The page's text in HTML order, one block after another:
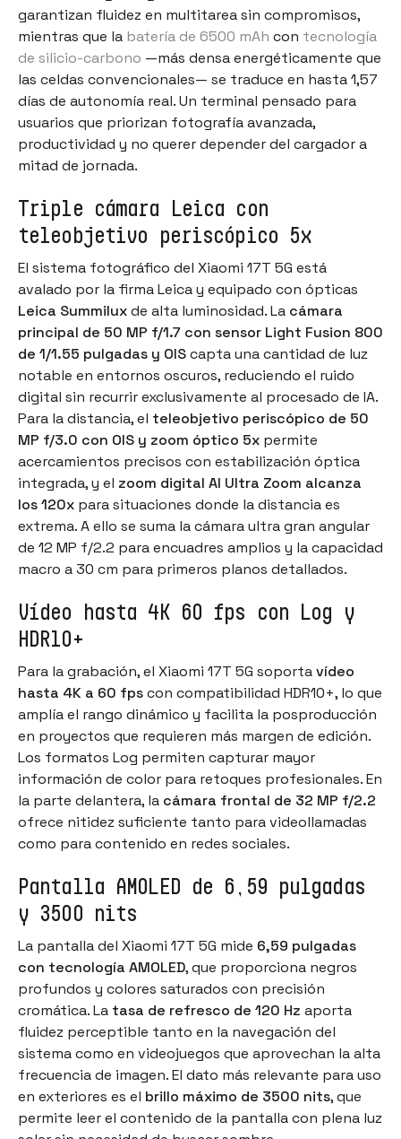
garantizan fluidez en multitarea sin compromisos,
mientras que la batería de 6500 mAh con tecnología
de silicio-carbono —más densa energéticamente que
las celdas convencionales— se traduce en hasta 1,57
días de autonomía real. Un terminal pensado para
usuarios que priorizan fotografía avanzada,
productividad y no querer depender del cargador a
mitad de jornada.
Triple cámara Leica con
teleobjetivo periscópico 5x
El sistema fotográfico del Xiaomi 17T 5G está
avalado por la firma Leica y equipado con ópticas
Leica Summiluxde alta luminosidad. La cámara
principal de 50 MP f/1.7 con sensor Light Fusion 800
de 1/1.55 pulgadas y OIScapta una cantidad de luz
notable en entornos oscuros, reduciendo el ruido
digital sin recurrir exclusivamente al procesado de IA.
Para la distancia, el teleobjetivo periscópico de 50
MP f/3.0 con OIS y zoom óptico 5x permite
acercamientos precisos con estabilización óptica
integrada, y el zoom digital AI Ultra Zoom alcanza
los 120x para situaciones donde la distancia es
extrema. A ello se suma la cámara ultra gran angular
de 12 MP f/2.2 para encuadres amplios y la capacidad
macro a 30 cm para primeros planos detallados.
Vídeo hasta 4K 60 fps con Log y
HDR10+
Para la grabación, el Xiaomi 17T 5G soportavídeo
hasta 4K a 60 fpscon compatibilidad HDR10+, lo que
amplía el rango dinámico y facilita la posproducción
en proyectos que requieren más margen de edición.
Los formatos Log permiten capturar mayor
información de color para retoques profesionales. En
la parte delantera, la cámara frontal de 32 MP f/2.2
ofrece nitidez suficiente tanto para videollamadas
como para contenido en redes sociales.
Pantalla AMOLED de 6,59 pulgadas
y 3500 nits
La pantalla del Xiaomi 17T 5G mide 6,59 pulgadas
con tecnología AMOLED, que proporciona negros
profundos y colores saturados con precisión
cromática. La tasa de refresco de 120 Hz aporta
fluidez perceptible tanto en la navegación del
sistema como en videojuegos que aprovechan la alta
frecuencia de imagen. El dato más relevante para uso
en exteriores es el brillo máximo de 3500 nits, que
permite leer el contenido de la pantalla con plena luz